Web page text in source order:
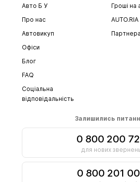
Авто Б У
Про нас
Автовикуп
Гроші на
AUTO.RIA
Офіси
Блог
FAQ
Соціальна
відповідальність
Залишились
0 800 200
для нових
0 800 201